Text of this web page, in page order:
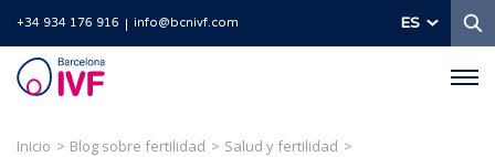
+34 934 176 916 info@bcnivf.com ES
Barcelona
IVF
Inicio Blog sobre fertilidad
Salud y fertilidad